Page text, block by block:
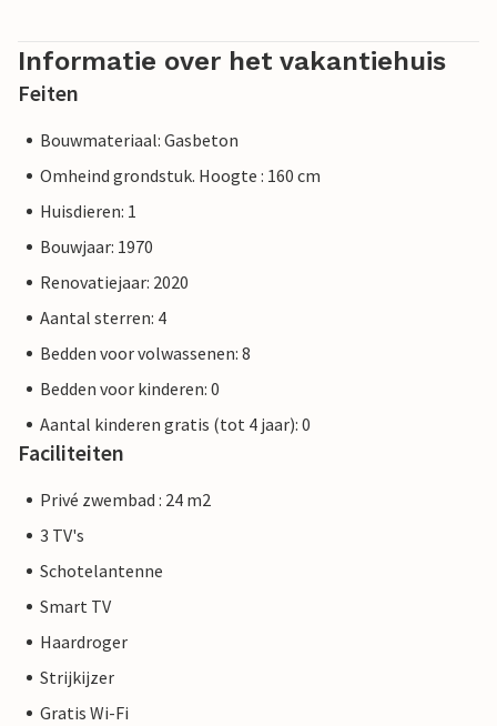
Informatie over het vakantiehuis
Feiten
Bouwmateriaal: Gasbeton
Omheind grondstuk. Hoogte : 160 cm
Huisdieren: 1
Bouwjaar: 1970
Renovatiejaar: 2020
Aantal sterren: 4
Bedden voor volwassenen: 8
Bedden voor kinderen: 0
Aantal kinderen gratis (tot 4 jaar): 0
Faciliteiten
Privé zwembad : 24 m2
3 TV's
Schotelantenne
Smart TV
Haardroger
Strijkijzer
Gratis Wi-Fi